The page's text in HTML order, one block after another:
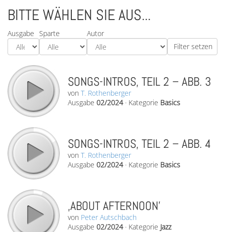
BITTE WÄHLEN SIE AUS...
Ausgabe Sparte Autor
SONGS-INTROS, TEIL 2 – ABB. 3
von T. Rothenberger
Ausgabe 02/2024· Kategorie Basics
SONGS-INTROS, TEIL 2 – ABB. 4
von T. Rothenberger
Ausgabe 02/2024· Kategorie Basics
‚ABOUT AFTERNOON’
von Peter Autschbach
Ausgabe 02/2024· Kategorie Jazz